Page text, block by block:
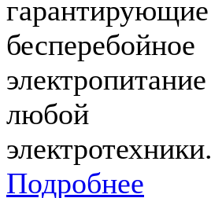
гарантирующие
бесперебойное
электропитание
любой
электротехники.
Подробнее